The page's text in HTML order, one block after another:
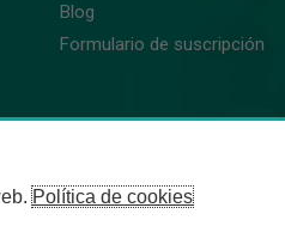
Blog
Formulario de suscripción
Política de cookies